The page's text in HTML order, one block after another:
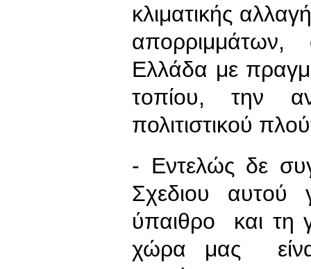
κλιματικής
Ελλάδα με
τοπίου, την
πολιτιστικού
- Εντελώς δε
Σχεδιου αυτού
ύπαιθρο και τη
χώρα μας είναι